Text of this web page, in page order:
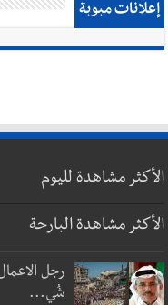
إعلانات مبوبة
الأكثر مشاهدة لليوم
الأكثر مشاهدة البارحة
شُي...